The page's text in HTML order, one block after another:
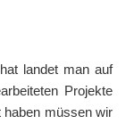
landet man auf
Projekte
haben müssen wir